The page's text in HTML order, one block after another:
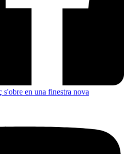
s'obre en una finestra nova